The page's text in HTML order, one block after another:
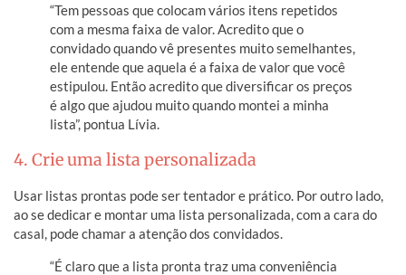
“Tem pessoas que colocam vários itens repetidos
com a mesma faixa de valor. Acredito que o
convidado quando vê presentes muito semelhantes,
ele entende que aquela é a faixa de valor que você
estipulou. Então acredito que diversificar os preços
é algo que ajudou muito quando montei a minha
lista”, pontua Lívia.
4. Crie uma lista personalizada
Usar listas prontas pode ser tentador e prático. Por outro lado,
ao se dedicar e montar uma lista personalizada, com a cara do
casal, pode chamar a atenção dos convidados.
“É claro que a lista pronta traz uma conveniência